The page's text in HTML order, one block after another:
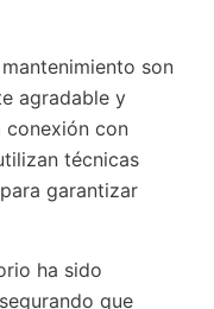
son
agradable y
conexión con
técnicas
garantizar
ha sido
que